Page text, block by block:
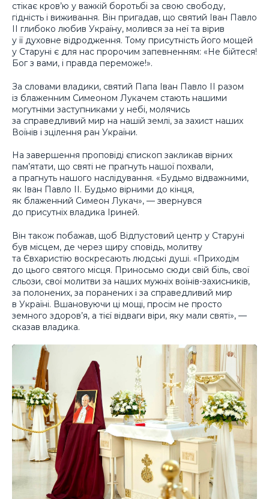
стікає кров’ю у важкій боротьбі за свою свободу,
гідність і виживання. Він пригадав, що святий Іван Павло
ІІ глибоко любив Україну, молився за неї та вірив
у її духовне відродження. Тому присутність його мощей
у Старуні є для нас пророчим запевненням: «Не бійтеся!
Бог з вами, і правда переможе!».
За словами владики, святий Папа Іван Павло ІІ разом
із блаженним Симеоном Лукачем стають нашими
могутніми заступниками у небі, молячись
за справедливий мир на нашій землі, за захист наших
Воїнів і зцілення ран України.
На завершення проповіді єпископ закликав вірних
пам’ятати, що святі не прагнуть нашої похвали,
а прагнуть нашого наслідування. «Будьмо відважними,
як Іван Павло ІІ. Будьмо вірними до кінця,
як блаженний Симеон Лукач», — звернувся
до присутніх владика Іриней.
Він також побажав, щоб Відпустовий центр у Старуні
був місцем, де через щиру сповідь, молитву
та Євхаристію воскресають людські душі. «Приходім
до цього святого місця. Приносьмо сюди свій біль, свої
сльози, свої молитви за наших мужніх воїнів-захисників,
за полонених, за поранених і за справедливий мир
в Україні. Вшановуючи ці мощі, просім не просто
земного здоров’я, а тієї відваги віри, яку мали святі», —
сказав владика.